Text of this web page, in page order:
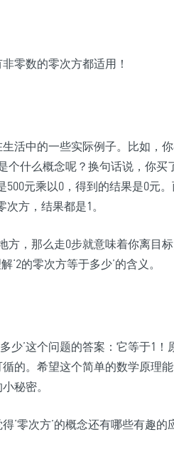
零数的零次方都适用！
活中的一些实际例子。比如，
个什么概念呢？换句话说，你买
元乘以0，得到的结果是0元
方，结果都是1。
方，那么走0步就意味着你离目
的零次方等于多少’的含义。
少’这个问题的答案：它等于1！
的。希望这个简单的数学原理
秘密。
‘零次方’的概念还有哪些有趣的